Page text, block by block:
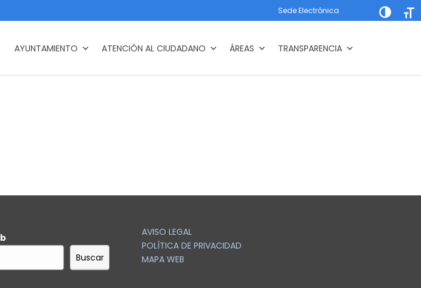
Alternar
Sede Electrónica
AYUNTAMIENTO ATENCIÓN AL CIUDADANO ÁREAS TRANSPARENCIA
Buscar
AVISO LEGAL
POLÍTICA DE PRIVACIDAD
MAPA WEB